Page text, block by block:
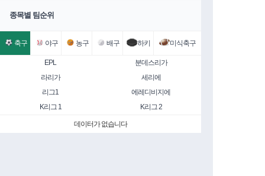
종목별 팀순위
축구 야구 농구 배구 하키 미식축구
EPL
분데스리가
라리가
세리에
리그1
에레디비지에
K리그 1
K리그 2
데이터가 없습니다